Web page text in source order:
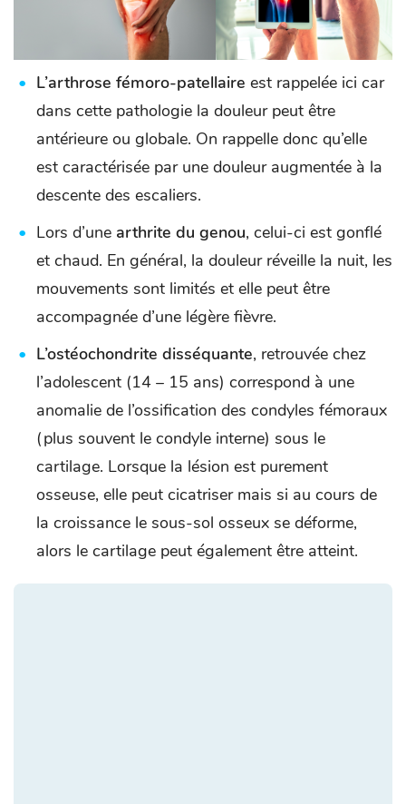
L’arthrose fémoro-patellaire est rappelée ici car
dans cette pathologie la douleur peut être
antérieure ou globale. On rappelle donc qu’elle
est caractérisée par une douleur augmentée à la
descente des escaliers.
Lors d’une arthrite du genou, celui-ci est gonflé
et chaud. En général, la douleur réveille la nuit, les
mouvements sont limités et elle peut être
accompagnée d’une légère fièvre.
L’ostéochondrite disséquante, retrouvée chez
l’adolescent (14 – 15 ans) correspond à une
anomalie de l’ossification des condyles fémoraux
(plus souvent le condyle interne) sous le
cartilage. Lorsque la lésion est purement
osseuse, elle peut cicatriser mais si au cours de
la croissance le sous-sol osseux se déforme,
alors le cartilage peut également être atteint.